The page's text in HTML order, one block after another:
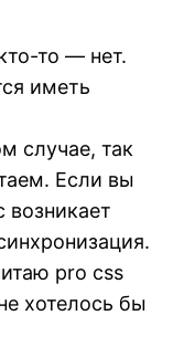
то — нет.
иметь
случае, так
Если вы
возникает
pro css
хотелось бы